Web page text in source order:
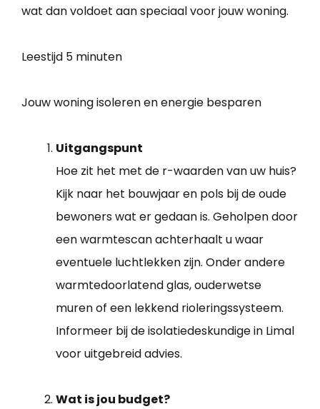
wat dan voldoet aan speciaal voor jouw woning.
Leestijd 5 minuten
Jouw woning isoleren en energie besparen
Uitgangspunt
Hoe zit het met de r-waarden van uw huis?
Kijk naar het bouwjaar en pols bij de oude
bewoners wat er gedaan is. Geholpen door
een warmtescan achterhaalt u waar
eventuele luchtlekken zijn. Onder andere
warmtedoorlatend glas, ouderwetse
muren of een lekkend rioleringssysteem.
Informeer bij de isolatiedeskundige in Limal
voor uitgebreid advies.
Wat is jou budget?